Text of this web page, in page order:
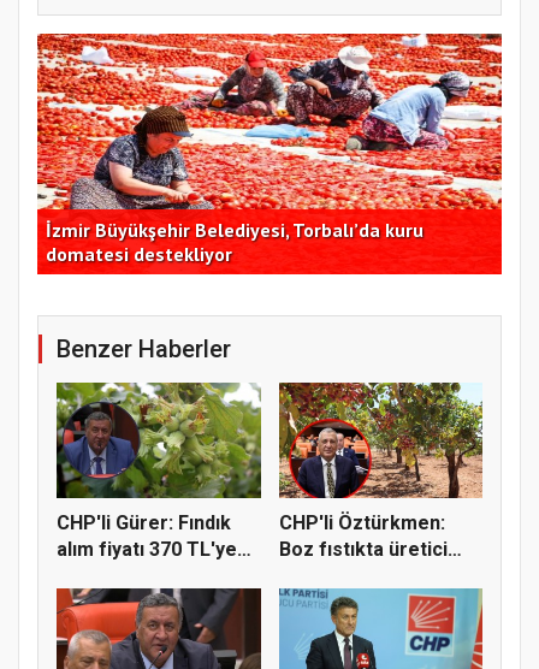
İzmir Büyükşehir Belediyesi, Torbalı’da kuru
domatesi destekliyor
Benzer Haberler
CHP'li Gürer: Fındık
alım fiyatı 370 TL'ye
CHP'li Öztürkmen:
Boz fıstıkta üretici